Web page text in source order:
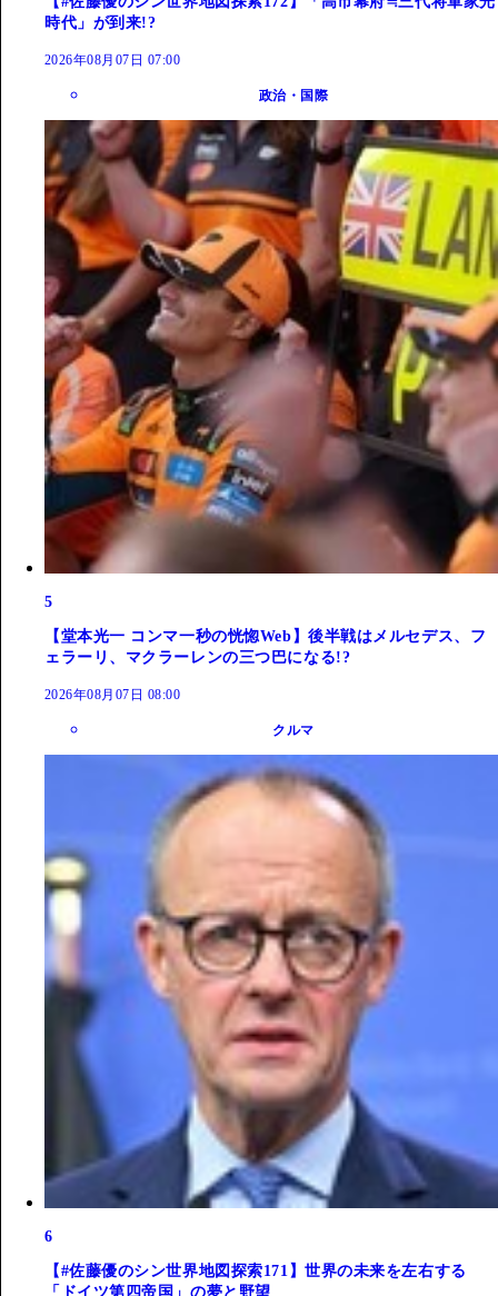
時代」が到来!?
2026年08月07日 07:00
政治・国際
5
【堂本光一 コンマ一秒の恍惚Web】後半戦はメルセデス、フ
ェラーリ、マクラーレンの三つ巴になる!?
2026年08月07日 08:00
クルマ
6
【#佐藤優のシン世界地図探索171】世界の未来を左右する
「ドイツ第四帝国」の夢と野望